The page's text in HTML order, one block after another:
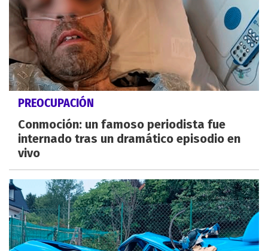
PREOCUPACIÓN
Conmoción: un famoso periodista fue
internado tras un dramático episodio en
vivo